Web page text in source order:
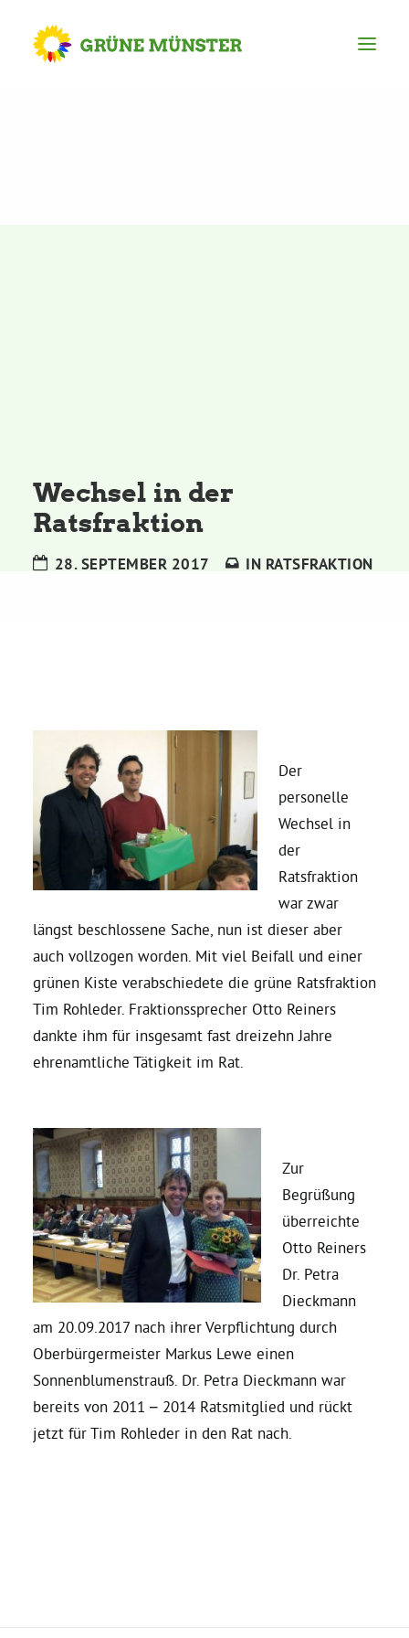
Grünes Zentrum
Josefine Paul, MdL
Robin Korte, MdL
Daniel Freund, MdEP
Delegierte
Grüne im Rathaus
Ratsfraktion
Ratsanträge
Fraktionsgeschäftsstelle
Bezirksvertretungen
Aktiv werden
Termine
Arbeitsgruppen
Wechsel in der
Ratsfraktion
28. SEPTEMBER 2017 IN RATSFRAKTION
Der
personelle
Wechsel in
der
Ratsfraktion
war zwar
längst beschlossene Sache, nun ist dieser aber
auch vollzogen worden. Mit viel Beifall und einer
grünen Kiste verabschiedete die grüne Ratsfraktion
Tim Rohleder. Fraktionssprecher Otto Reiners
dankte ihm für insgesamt fast dreizehn Jahre
ehrenamtliche Tätigkeit im Rat.
Zur
Begrüßung
überreichte
Otto Reiners
Dr. Petra
Dieckmann
am 20.09.2017 nach ihrer Verpflichtung durch
Oberbürgermeister Markus Lewe einen
Sonnenblumenstrauß. Dr. Petra Dieckmann war
bereits von 2011 – 2014 Ratsmitglied und rückt
jetzt für Tim Rohleder in den Rat nach.